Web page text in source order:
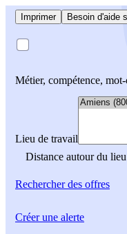
Imprimer Besoin d'aide
Métier, compétence,
Lieu de travail
Distance autour du
Rechercherdes offres
Créer une alerte